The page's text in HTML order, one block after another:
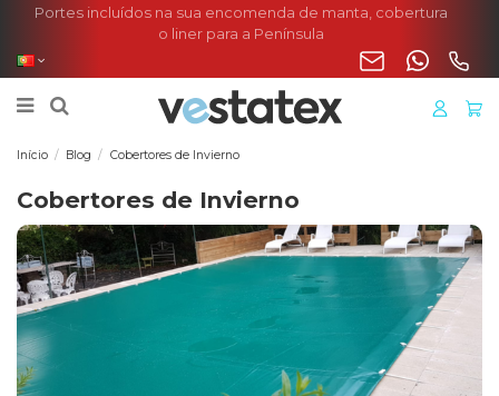
Portes incluídos na sua encomenda de manta, cobertura
o liner para a Península
Início Blog Cobertores de Invierno
Cobertores de Invierno